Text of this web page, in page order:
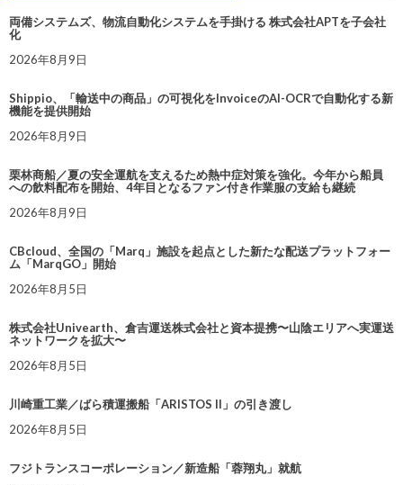
両備システムズ、物流自動化システムを手掛ける 株式会社APTを子会社
化
2026年8月9日
Shippio、「輸送中の商品」の可視化をInvoiceのAI-OCRで自動化する新
機能を提供開始
2026年8月9日
栗林商船／夏の安全運航を支えるため熱中症対策を強化。今年から船員
への飲料配布を開始、4年目となるファン付き作業服の支給も継続
2026年8月9日
CBcloud、全国の「Marq」施設を起点とした新たな配送プラットフォー
ム「MarqGO」開始
2026年8月5日
株式会社Univearth、倉吉運送株式会社と資本提携〜山陰エリアへ実運送
ネットワークを拡大〜
2026年8月5日
川崎重工業／ばら積運搬船「ARISTOS II」の引き渡し
2026年8月5日
フジトランスコーポレーション／新造船「蓉翔丸」就航